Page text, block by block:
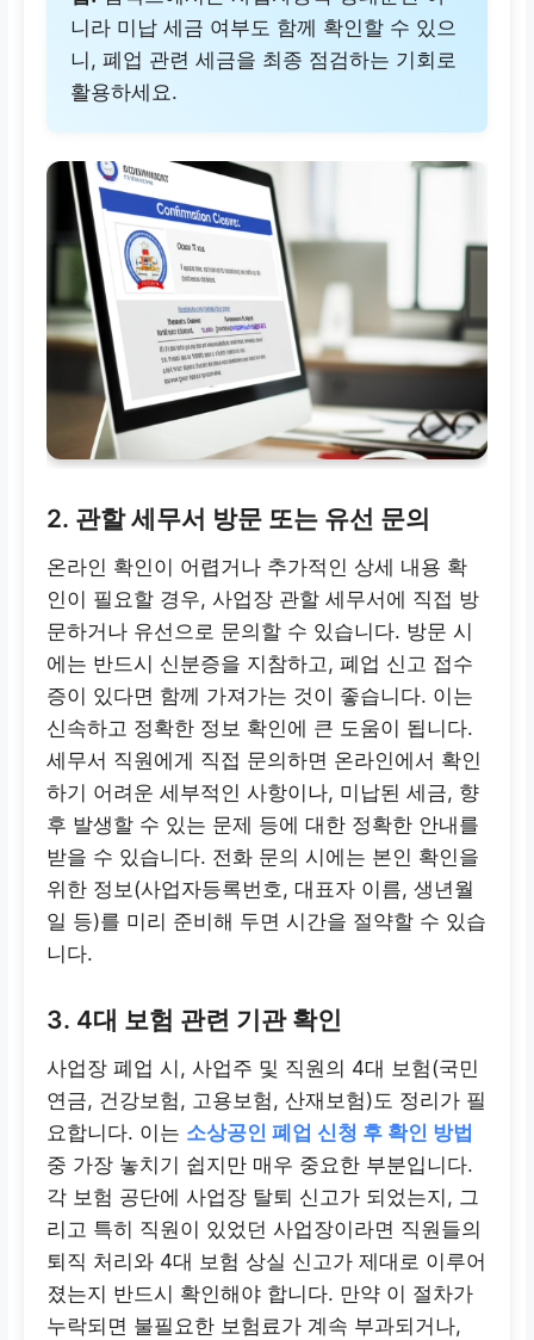
니라 미납 세금 여부도 함께 확인할 수 있으
니, 폐업 관련 세금을 최종 점검하는 기회로
활용하세요.
2. 관할 세무서 방문 또는 유선 문의
온라인 확인이 어렵거나 추가적인 상세 내용 확
인이 필요할 경우, 사업장 관할 세무서에 직접 방
문하거나 유선으로 문의할 수 있습니다. 방문 시
에는 반드시 신분증을 지참하고, 폐업 신고 접수
증이 있다면 함께 가져가는 것이 좋습니다. 이는
신속하고 정확한 정보 확인에 큰 도움이 됩니다.
세무서 직원에게 직접 문의하면 온라인에서 확인
하기 어려운 세부적인 사항이나, 미납된 세금, 향
후 발생할 수 있는 문제 등에 대한 정확한 안내를
받을 수 있습니다. 전화 문의 시에는 본인 확인을
위한 정보(사업자등록번호, 대표자 이름, 생년월
일 등)를 미리 준비해 두면 시간을 절약할 수 있습
니다.
3. 4대 보험 관련 기관 확인
사업장 폐업 시, 사업주 및 직원의 4대 보험(국민
연금, 건강보험, 고용보험, 산재보험)도 정리가 필
요합니다. 이는 소상공인 폐업 신청 후 확인 방법
중 가장 놓치기 쉽지만 매우 중요한 부분입니다.
각 보험 공단에 사업장 탈퇴 신고가 되었는지, 그
리고 특히 직원이 있었던 사업장이라면 직원들의
퇴직 처리와 4대 보험 상실 신고가 제대로 이루어
졌는지 반드시 확인해야 합니다. 만약 이 절차가
누락되면 불필요한 보험료가 계속 부과되거나,